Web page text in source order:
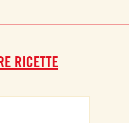
RICETTE